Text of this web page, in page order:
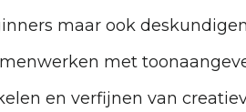
maar ook
met
en verfijnen van